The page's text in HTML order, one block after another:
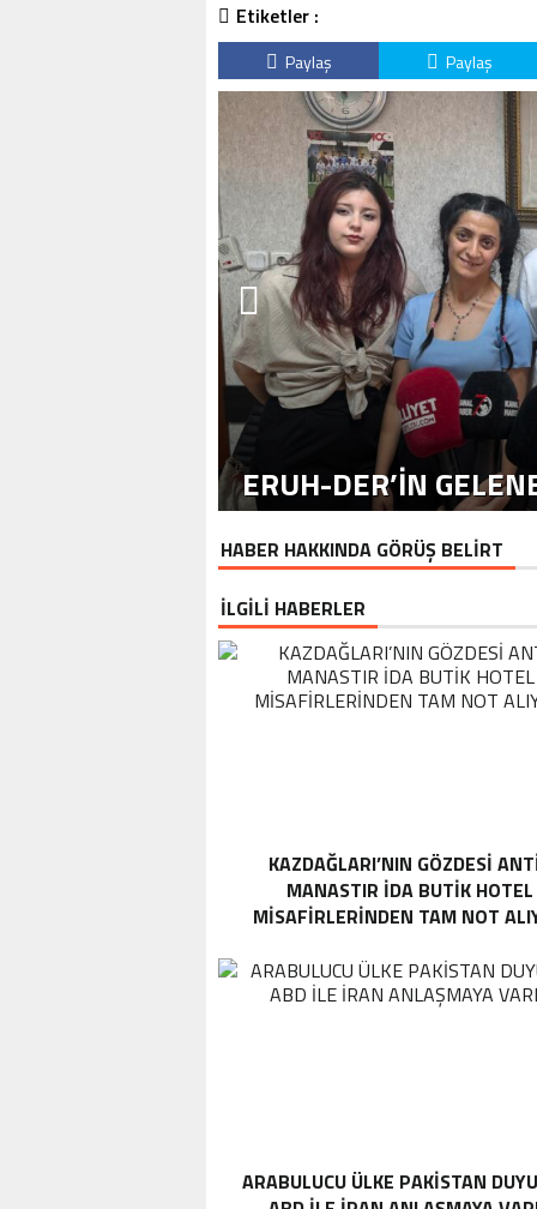
Etiketler :
Paylaş Paylaş
ERUH-DER’IN
HABER HAKKINDA GÖRÜŞ BELİRT
İLGİLİ HABERLER
KAZDAĞLARI’NIN GÖZDESI
MANASTIR İDA BUTIK HOTEL
MISAFIRLERINDEN TAM NOT
ARABULUCU ÜLKE PAKISTAN